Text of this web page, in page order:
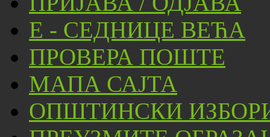
Е - СЕДНИЦЕ ВЕЋА
ПРОВЕРА ПОШТЕ
МАПА САЈТА
ОПШТИНСКИ